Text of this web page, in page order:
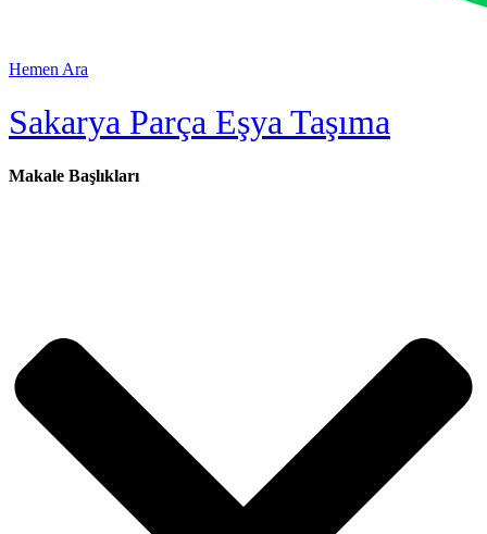
Hemen Ara
Sakarya Parça Eşya Taşıma
Makale Başlıkları